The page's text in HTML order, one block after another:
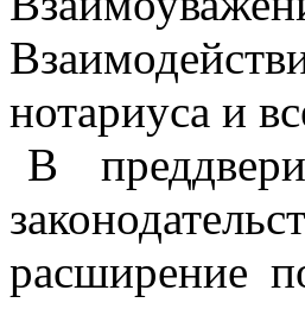
нотариуса и
В
расширение